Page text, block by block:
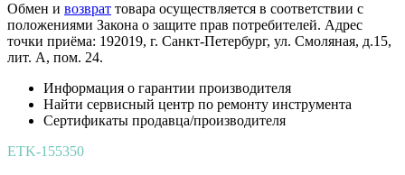
Обмен и возврат товара осуществляется в соответствии с
положениями Закона о защите прав потребителей. Адрес
точки приёма: 192019, г. Санкт-Петербург, ул. Смоляная, д.15,
лит. А, пом. 24.
Информация о гарантии производителя
Найти сервисный центр по ремонту инструмента
Сертификаты продавца/производителя
ETK-155350